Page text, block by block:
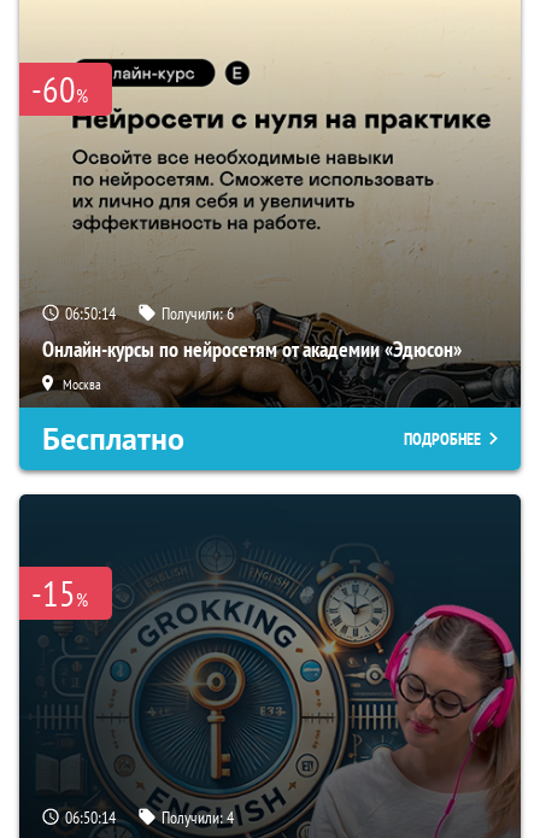
-60%
06:50:13 Получили:6
Онлайн-курсы по нейросетям от академии «Эдюсон»
Москва
Бесплатно ПОДРОБНЕЕ
-15%
06:50:13 Получили:4